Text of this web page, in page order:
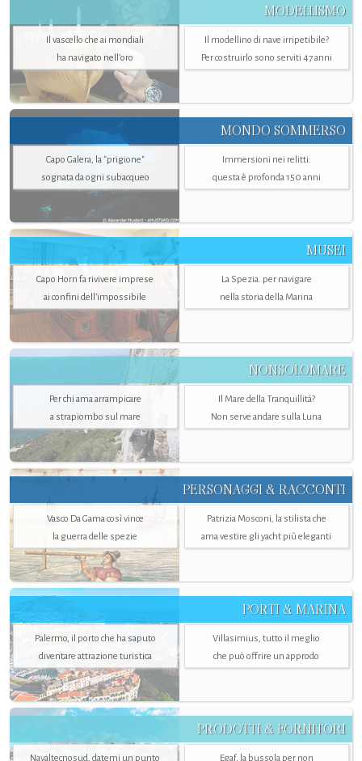
MODELLISMO
Il vascello che ai mondiali
ha navigato nell’oro
Il modellino di nave irripetibile?
Per costruirlo sono serviti 47 anni
MONDO SOMMERSO
Capo Galera, la "prigione"
sognata da ogni subacqueo
Immersioni nei relitti:
questa è profonda 150 anni
MUSEI
Capo Horn fa rivivere imprese
ai confini dell’impossibile
La Spezia. per navigare
nella storia della Marina
NONSOLOMARE
Per chi ama arrampicare
a strapiombo sul mare
Il Mare della Tranquillità?
Non serve andare sulla Luna
PERSONAGGI & RACCONTI
Vasco Da Gama così vince
la guerra delle spezie
Patrizia Mosconi, la stilista che
ama vestire gli yacht più eleganti
PORTI & MARINA
Palermo, il porto che ha saputo
diventare attrazione turistica
Villasimius, tutto il meglio
che può offrire un approdo
PRODOTTI & FORNITORI
Navaltecnosud, datemi un punto Egaf, la bussola per non